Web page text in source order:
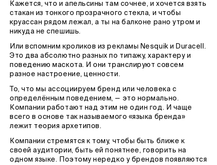
Кажется, что и апельсины там сочнее, и хочется взять
стакан из тонкого прозрачного стекла, и чтобы
круассан рядом лежал, а ты на балконе рано утром и
никуда не спешишь.
Или вспомним кроликов из рекламы Nesquik и Duracell.
Это два абсолютно разных по типажу, характеру и
поведению маскота. И они транслируют совсем
разное настроение, ценности.
То, что мы ассоциируем бренд или человека с
определённым поведением, — это нормально.
Компании работают над этим не один год. И чаще
всего в основе так называемого «языка бренда»
лежит теория архетипов.
Компании стремятся к тому, чтобы быть ближе к
своей аудитории, быть ей понятнее, говорить на
одном языке. Поэтому нередко у брендов появляются